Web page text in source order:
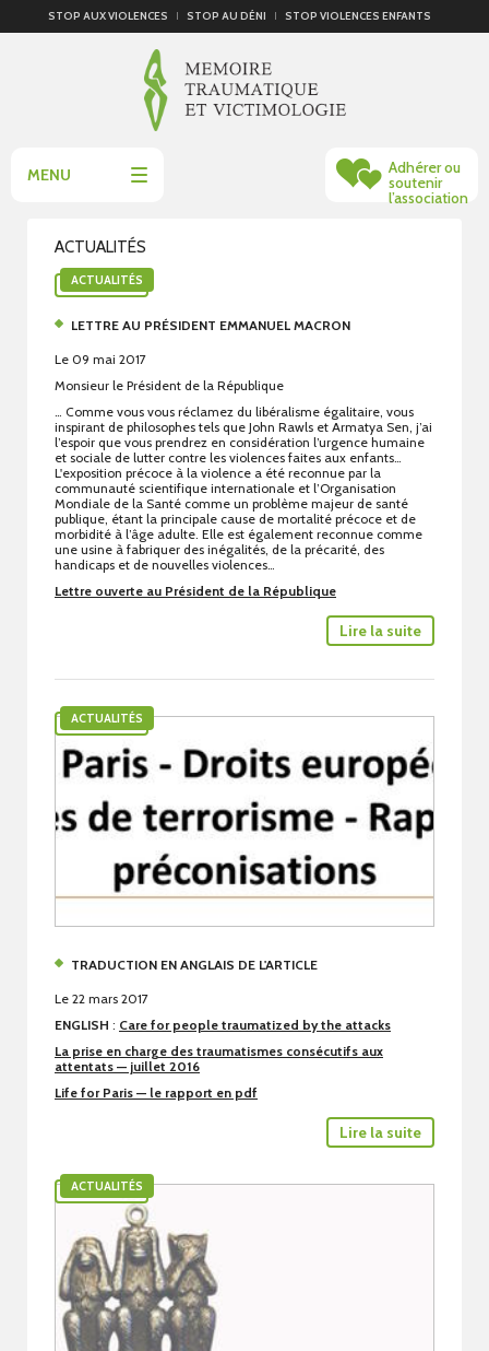
STOP AUX VIOLENCES STOP AU DÉNI STOP VIOLENCES ENFANTS
Adhérer ou
soutenir
l’association
MENU
ACTUALITÉS
ACTUALITÉS
LETTRE AU PRÉSIDENT EMMANUEL MACRON
Le 09 mai 2017
Monsieur le Président de la République
… Comme vous vous réclamez du libéralisme égalitaire, vous
inspirant de philosophes tels que John Rawls et Armatya Sen, j’ai
l’espoir que vous prendrez en considération l’urgence humaine
et sociale de lutter contre les violences faites aux enfants…
L'exposition précoce à la violence a été reconnue par la
communauté scientifique internationale et l’Organisation
Mondiale de la Santé comme un problème majeur de santé
publique, étant la principale cause de mortalité précoce et de
morbidité à l’âge adulte. Elle est également reconnue comme
une usine à fabriquer des inégalités, de la précarité, des
handicaps et de nouvelles violences…
Lettre ouverte au Président de la République
Lire la suite
ACTUALITÉS
TRADUCTION EN ANGLAIS DE L'ARTICLE
Le 22 mars 2017
ENGLISH : Care for people traumatized by the attacks
La prise en charge des traumatismes consécutifs aux
attentats — juillet 2016
Life for Paris — le rapport en pdf
Lire la suite
ACTUALITÉS